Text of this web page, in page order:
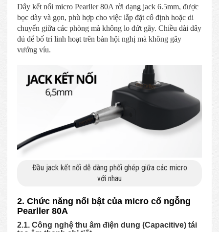
Dây kết nối micro Pearller 80A rời dạng jack 6.5mm, được
bọc dày và gọn, phù hợp cho việc lắp đặt cố định hoặc di
chuyển giữa các phòng mà không lo đứt gãy. Chiều dài dây
đủ để bố trí linh hoạt trên bàn hội nghị mà không gây
vướng víu.
Đầu jack kết nối dễ dàng phối ghép giữa các micro
với nhau
2. Chức năng nổi bật của micro cổ ngỗng
Pearller 80A
2.1. Công nghệ thu âm điện dung (Capacitive) tái